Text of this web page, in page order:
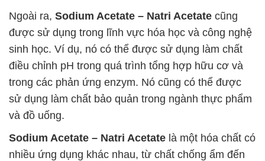
Ngoài ra, Sodium Acetate – Natri Acetate cũng
được sử dụng trong lĩnh vực hóa học và công nghệ
sinh học. Ví dụ, nó có thể được sử dụng làm chất
điều chỉnh pH trong quá trình tổng hợp hữu cơ và
trong các phản ứng enzym. Nó cũng có thể được
sử dụng làm chất bảo quản trong ngành thực phẩm
và đồ uống.
Sodium Acetate – Natri Acetate là một hóa chất có
nhiều ứng dụng khác nhau, từ chất chống ẩm đến